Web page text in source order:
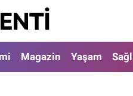
Magazin Yaşam